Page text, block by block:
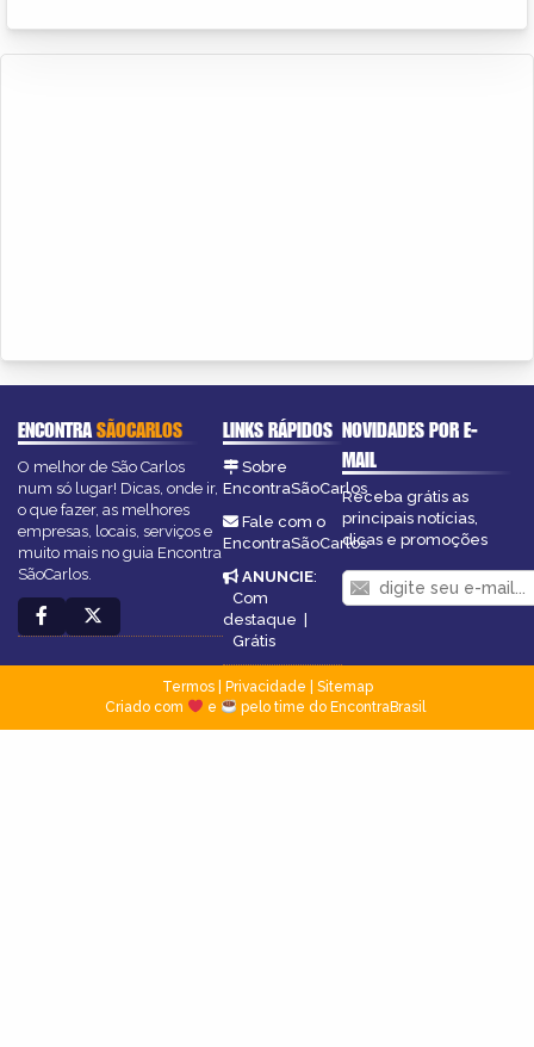
ENCONTRASÃOCARLOS
O melhor de São Carlos
num só lugar! Dicas, onde ir,
o que fazer, as melhores
empresas, locais, serviços e
muito mais no guia Encontra
SãoCarlos.
LINKS RÁPIDOS
Sobre
EncontraSãoCarlos
Fale com o
EncontraSãoCarlos
ANUNCIE:
Com
destaque |
Grátis
NOVIDADES POR E-
MAIL
Receba grátis as
principais notícias,
dicas e promoções
Termos| Privacidade
Sitemap
Criado com
e pelo time do EncontraBrasil